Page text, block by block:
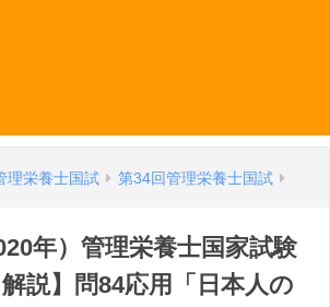
理栄養士国試 第34回管理栄養士国試
年）管理栄養士国家試験
説】問84応用「日本人の